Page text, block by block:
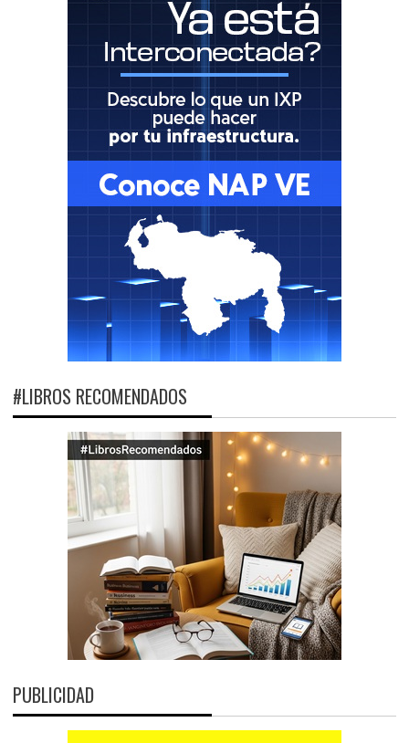
#LIBROS RECOMENDADOS
PUBLICIDAD